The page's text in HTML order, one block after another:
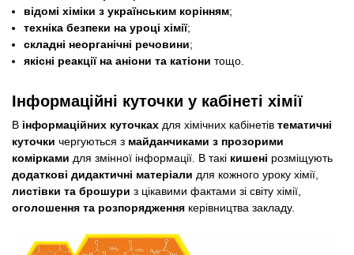
відомі хіміки з українським корінням;
техніка безпеки на уроці хімії;
складні неорганічні речовини;
якісні реакції на аніони та катіони тощо.
Інформаційні куточки у кабінеті хімії
В інформаційних куточках для хімічних кабінетів тематичні
куточки чергуються з майданчиками з прозорими
комірками для змінної інформації. В такі кишені розміщують
додаткові дидактичні матеріали для кожного уроку хімії,
листівки та брошури з цікавими фактами зі світу хімії,
оголошення та розпорядження керівництва закладу.